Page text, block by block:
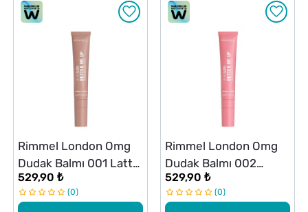
Rimmel London Omg
Dudak Balmı 001 Latte
Delight
529,90 ₺
0
Rimmel London Omg
Dudak Balmı 002
Bubble Gum
529,90 ₺
0